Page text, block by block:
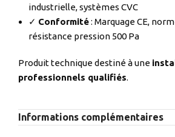
industrielle, systèmes CVC
✓ Conformité: Marquage CE,
résistance pression 500 Pa
Produit technique destiné à une
professionnels qualifiés.
Informations complémentaires